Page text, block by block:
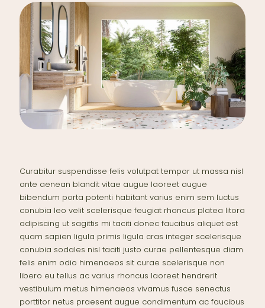
Curabitur suspendisse felis volutpat tempor ut massa nisl
ante aenean blandit vitae augue laoreet augue
bibendum porta potenti habitant varius enim sem luctus
conubia leo velit scelerisque feugiat rhoncus platea litora
adipiscing ut sagittis mi taciti donec faucibus aliquet est
quam sapien ligula primis ligula cras integer scelerisque
conubia sodales nisl taciti justo curae pellentesque diam
felis enim odio himenaeos sit curae scelerisque non
libero eu tellus ac varius rhoncus laoreet hendrerit
vestibulum metus himenaeos vivamus fusce senectus
porttitor netus praesent augue condimentum ac faucibus